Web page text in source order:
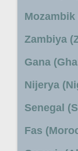
Mozambik
Zambiya
Gana
Nijerya
Senegal
Fas